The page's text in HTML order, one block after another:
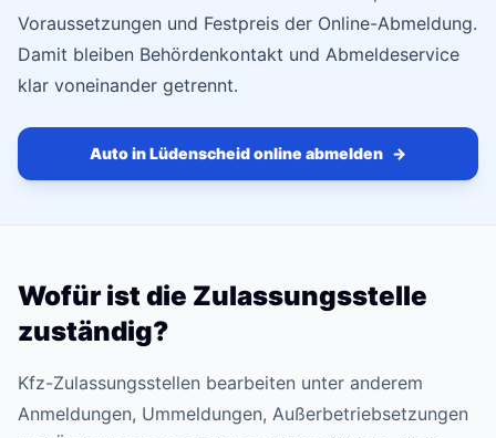
Voraussetzungen und Festpreis der Online-Abmeldung.
Damit bleiben Behördenkontakt und Abmeldeservice
klar voneinander getrennt.
Auto in Lüdenscheid online abmelden →
Wofür ist die Zulassungsstelle
zuständig?
Kfz-Zulassungsstellen bearbeiten unter anderem
Anmeldungen, Ummeldungen, Außerbetriebsetzungen